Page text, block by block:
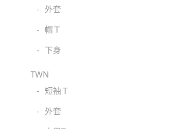
- 外套
- 帽Ｔ
- 下身
TWN
- 短袖Ｔ
- 外套